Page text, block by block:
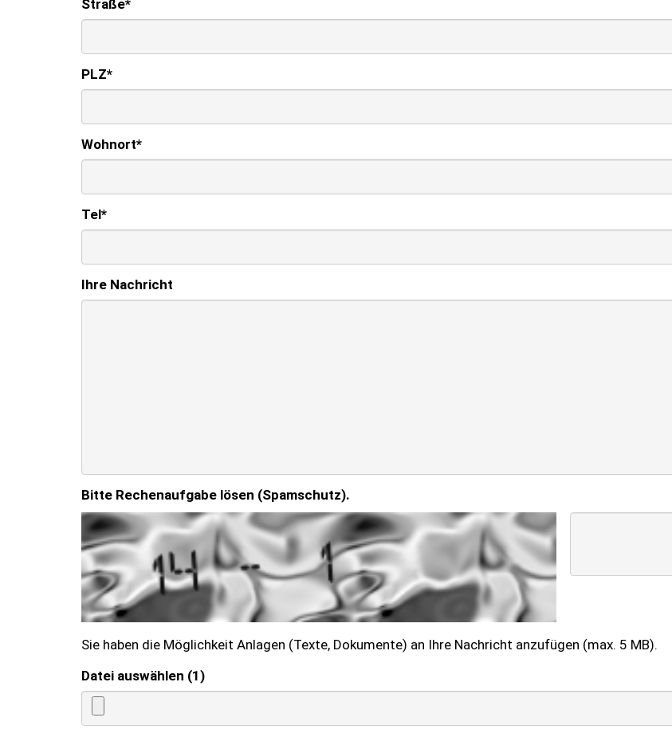
Straße*
PLZ*
Wohnort*
Tel*
Ihre Nachricht
Bitte Rechenaufgabe lösen (Spamschutz).
Sie haben die Möglichkeit Anlagen (Texte, Dokumente) an Ihre Nachricht anzufügen (max. 5 MB).
Datei auswählen (1)